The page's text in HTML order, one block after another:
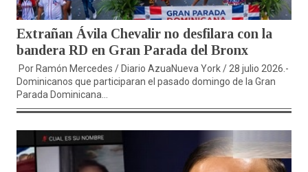
Extrañan Ávila Chevalir no desfilara con la
bandera RD en Gran Parada del Bronx
Por Ramón Mercedes / Diario AzuaNueva York / 28 julio 2026.-
Dominicanos que participaran el pasado domingo de la Gran
Parada Dominicana...